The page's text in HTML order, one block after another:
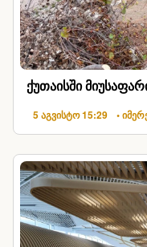
ქუთაისში
5 აგვისტო 15:29 •